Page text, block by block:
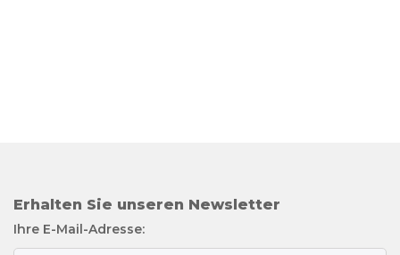
Erhalten Sie unseren Newsletter
Ihre E-Mail-Adresse: